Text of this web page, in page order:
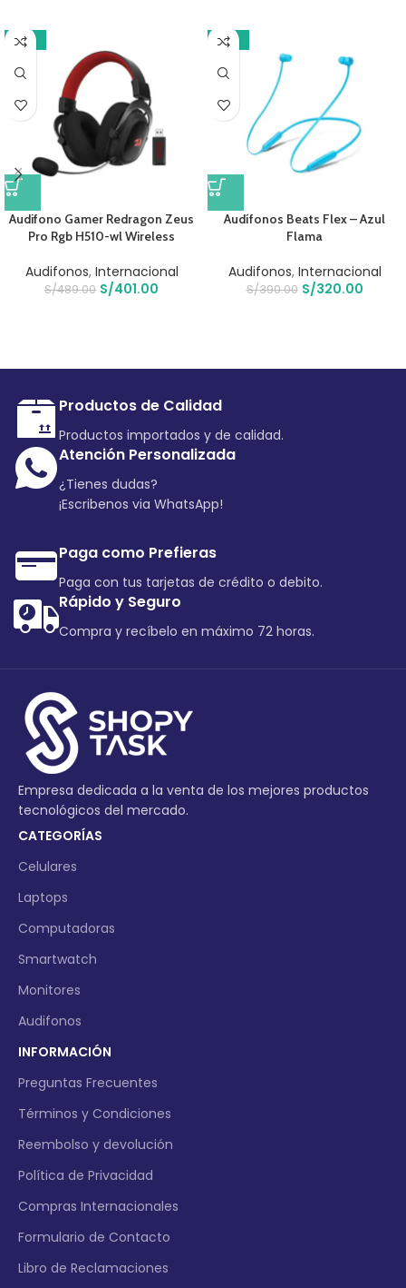
-18%
Audifono Gamer Redragon Zeus
Pro Rgb H510-wl Wireless
Audifonos, Internacional
S/489.00 S/401.00
-18%
Audífonos Beats Flex – Azul
Flama
Audifonos, Internacional
S/390.00 S/320.00
Productos de Calidad
Productos importados y de calidad.
Atención Personalizada
¿Tienes dudas?
¡Escribenos via WhatsApp!
Paga como Prefieras
Paga con tus tarjetas de crédito o debito.
Rápido y Seguro
Compra y recíbelo en máximo 72 horas.
Empresa dedicada a la venta de los mejores productos
tecnológicos del mercado.
CATEGORÍAS
Celulares
Laptops
Computadoras
Smartwatch
Monitores
Audifonos
INFORMACIÓN
Preguntas Frecuentes
Términos y Condiciones
Reembolso y devolución
Política de Privacidad
Compras Internacionales
Formulario de Contacto
Libro de Reclamaciones